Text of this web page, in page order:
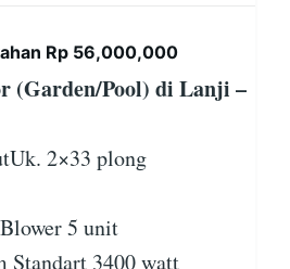
Rp 56,000,000
(Garden/Pool) di Lanji –
2×33 plong
5 unit
Standart 3400 watt